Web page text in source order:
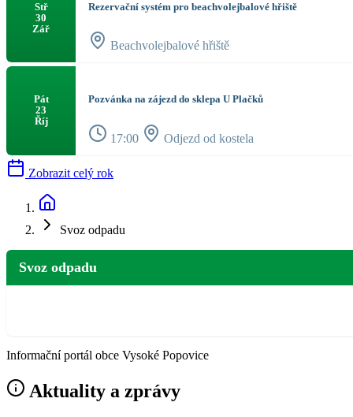
Stř
30
Zář
Rezervační systém pro beachvolejbalové hřiště
Beachvolejbalové hřiště
Pát
23
Říj
Pozvánka na zájezd do sklepa U Plačků
17:00 Odjezd od kostela
Zobrazit celý rok
Svoz odpadu
Svoz odpadu
Informační portál obce Vysoké Popovice
Aktuality a zprávy